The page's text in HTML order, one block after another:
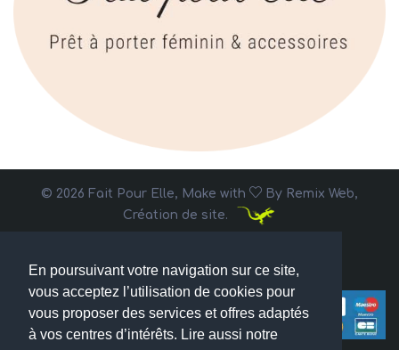
En poursuivant votre navigation sur ce site,
vous acceptez l’utilisation de cookies pour
vous proposer des services et offres adaptés
à vos centres d’intérêts. Lire aussi notre
© 2026 Fait Pour Elle, Make with By Remix Web,
Création de site.